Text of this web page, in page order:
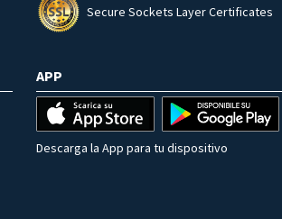
Secure Sockets Layer Certificates
APP
Descarga la App para tu dispositivo